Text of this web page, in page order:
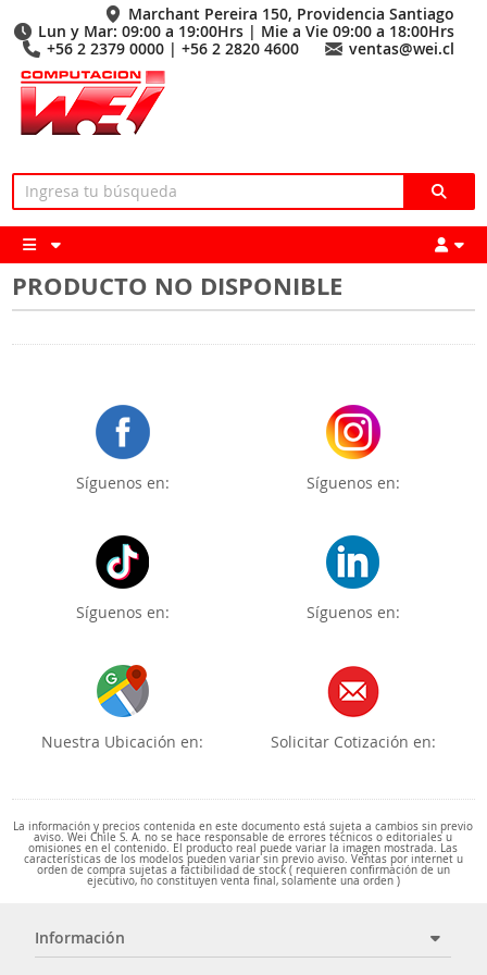
Marchant Pereira 150, Providencia Santiago
Lun y Mar: 09:00 a 19:00Hrs | Mie a Vie 09:00 a 18:00Hrs
+56 2 2379 0000 | +56 2 2820 4600
ventas@wei.cl
PRODUCTO NO DISPONIBLE
Síguenos en: Síguenos en:
Síguenos en: Síguenos en:
Nuestra Ubicación en: Solicitar Cotización en:
La información y precios contenida en este documento está sujeta a cambios sin previo
aviso. Wei Chile S. A. no se hace responsable de errores técnicos o editoriales u
omisiones en el contenido. El producto real puede variar la imagen mostrada. Las
características de los modelos pueden variar sin previo aviso. Ventas por internet u
orden de compra sujetas a factibilidad de stock ( requieren confirmación de un
ejecutivo, no constituyen venta final, solamente una orden )
Información